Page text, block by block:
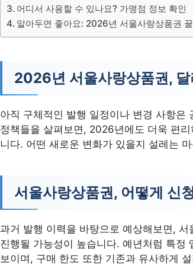
어디서 사용할 수 있나요? 가맹점 정보 확인
알아두면 좋아요: 2026년 서울사랑상품권
2026년 서울사랑상품권,
아직 구체적인 발행 일정이나 변경 사항은
정책들을 살펴보면, 2026년에도 더욱 편
니다. 어떤 새로운 변화가 있을지 설레는
서울사랑상품권, 어떻게 신
과거 발행 이력을 바탕으로 예상해보면,
진행될 가능성이 높습니다. 예년처럼 특정
보이며, 구매 한도 또한 기존과 유사하게